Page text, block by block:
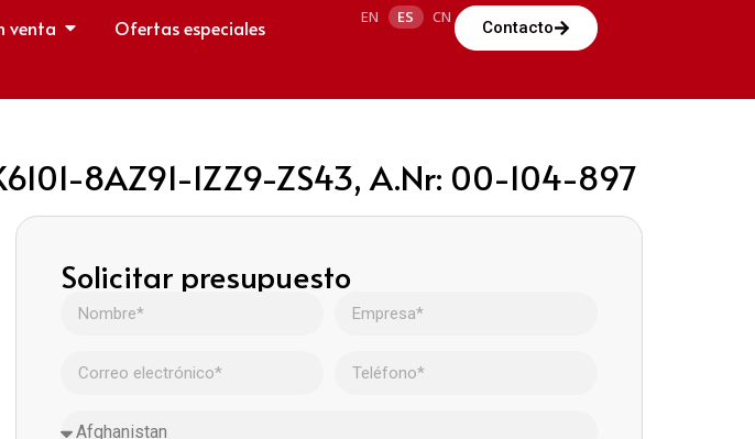
venta
Ofertas especiales
EN ES CN
Contacto
8AZ91-1ZZ9-ZS43, A.Nr: 00-104-897
Solicitar presupuesto